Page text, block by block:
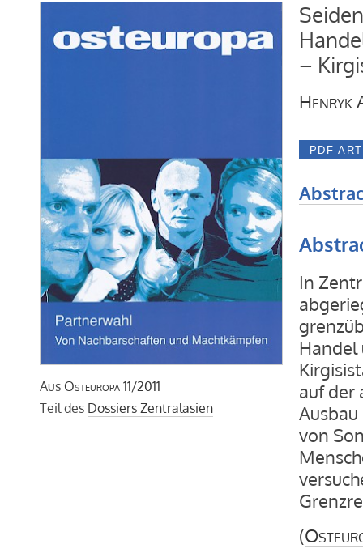
Aus Osteuropa 11/2011
Teil des Dossiers Zentralasien
–
Henryk
In
Handel
auf der
von
(